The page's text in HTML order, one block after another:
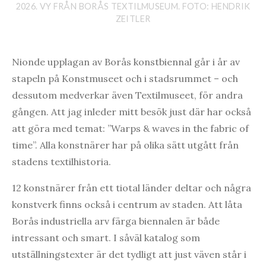
2026. VY FRÅN BORÅS TEXTILMUSEUM. FOTO: HENDRIK
ZEITLER
Nionde upplagan av Borås konstbiennal går i år av
stapeln på Konstmuseet och i stadsrummet – och
dessutom medverkar även Textilmuseet, för andra
gången. Att jag inleder mitt besök just där har också
att göra med temat: ”Warps & waves in the fabric of
time”. Alla konstnärer har på olika sätt utgått från
stadens textilhistoria.
12 konstnärer från ett tiotal länder deltar och några
konstverk finns också i centrum av staden. Att låta
Borås industriella arv färga biennalen är både
intressant och smart. I såväl katalog som
utställningstexter är det tydligt att just väven står i